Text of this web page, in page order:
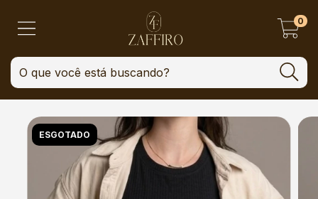
0
ESGOTADO